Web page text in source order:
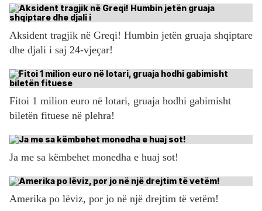
Aksident tragjik në Greqi! Humbin jetën gruaja shqiptare
dhe djali i saj 24-vjeçar!
Fitoi 1 milion euro në lotari, gruaja hodhi gabimisht
biletën fituese në plehra!
Ja me sa këmbehet monedha e huaj sot!
Amerika po lëviz, por jo në një drejtim të vetëm!